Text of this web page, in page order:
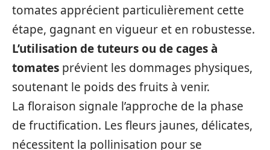
tomates apprécient particulièrement cette
étape, gagnant en vigueur et en robustesse.
L’utilisation de tuteurs ou de cages à
tomates prévient les dommages physiques,
soutenant le poids des fruits à venir.
La floraison signale l’approche de la phase
de fructification. Les fleurs jaunes, délicates,
nécessitent la pollinisation pour se